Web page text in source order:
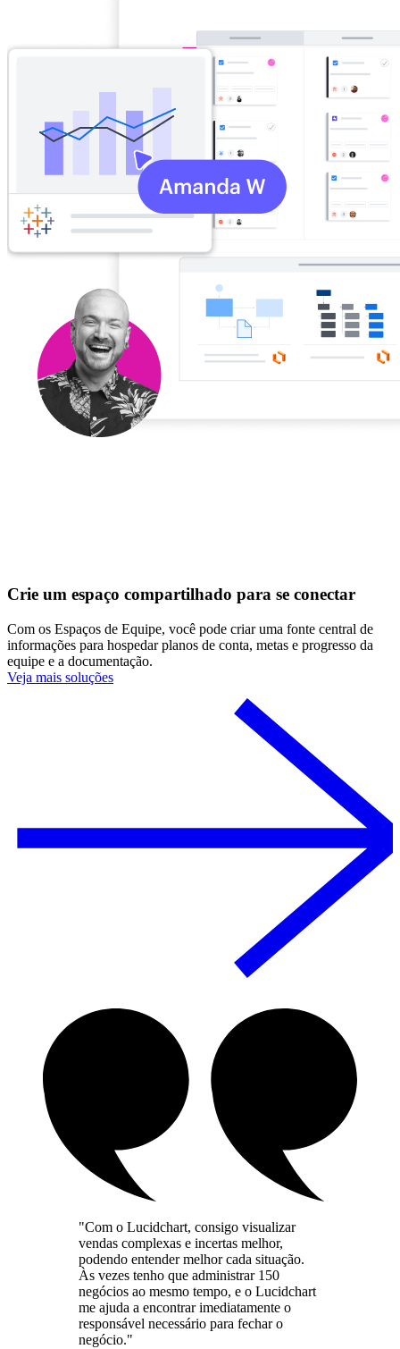
Crie um espaço compartilhado para se conectar
Com os Espaços de Equipe, você pode criar uma fonte central de
informações para hospedar planos de conta, metas e progresso da
equipe e a documentação.
Veja mais soluções
"Com o Lucidchart, consigo visualizar
vendas complexas e incertas melhor,
podendo entender melhor cada situação.
Às vezes tenho que administrar 150
negócios ao mesmo tempo, e o Lucidchart
me ajuda a encontrar imediatamente o
responsável necessário para fechar o
negócio."